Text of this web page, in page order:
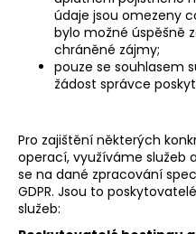
údaje jsou omezeny
bylo možné úspěšně
chráněné zájmy;
pouze se souhlasem
žádost správce
Pro zajištění některých
operací, využíváme služeb
se na dané zpracování
GDPR. Jsou to
služeb: